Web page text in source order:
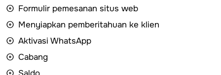
Formulir pemesanan situs web
Menyiapkan pemberitahuan ke klien
Aktivasi WhatsApp
Cabang